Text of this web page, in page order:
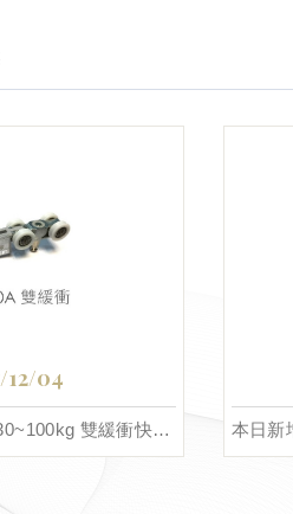
12/04
本日新增GS-700A 30~100kg 雙緩衝快拆輪